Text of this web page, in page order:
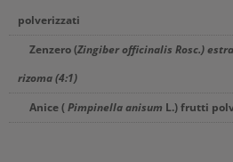
polverizzati
Zenzero (Zingiber officinalis Rosc.)
rizoma (4:1)
Anice (Pimpinella anisum L.) frutti